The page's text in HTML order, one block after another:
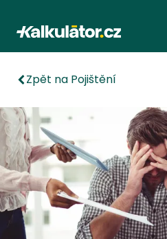
Kalkulátor.cz
Zpět na Pojištění